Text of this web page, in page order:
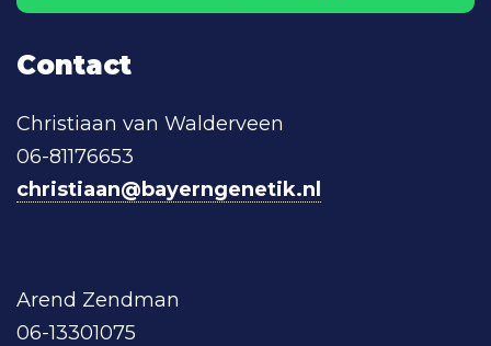
Contact
Christiaan van Walderveen
06-81176653
christiaan@bayerngenetik.nl
Arend Zendman
06-13301075